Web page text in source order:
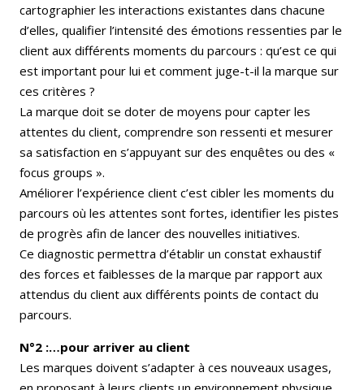
cartographier les interactions existantes dans chacune
d’elles, qualifier l’intensité des émotions ressenties par le
client aux différents moments du parcours : qu’est ce qui
est important pour lui et comment juge-t-il la marque sur
ces critères ?
La marque doit se doter de moyens pour capter les
attentes du client, comprendre son ressenti et mesurer
sa satisfaction en s’appuyant sur des enquêtes ou des «
focus groups ».
Améliorer l’expérience client c’est cibler les moments du
parcours où les attentes sont fortes, identifier les pistes
de progrès afin de lancer des nouvelles initiatives.
Ce diagnostic permettra d’établir un constat exhaustif
des forces et faiblesses de la marque par rapport aux
attendus du client aux différents points de contact du
parcours.
N°2 :…pour arriver au client
Les marques doivent s’adapter à ces nouveaux usages,